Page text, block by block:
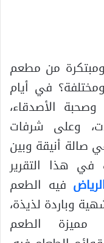
من مطعم
في أيام
وصحبة الأصدقاء،
وعلى شرفات
صالة أنيقة وبين
في هذا التقرير
فيه الطعم
وباردة لذيذة،
مميزة الطعم